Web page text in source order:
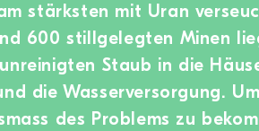
stärksten mit Uran
600 stillgelegten Minen
Staub in die
die Wasserversorgung.
des Problems zu